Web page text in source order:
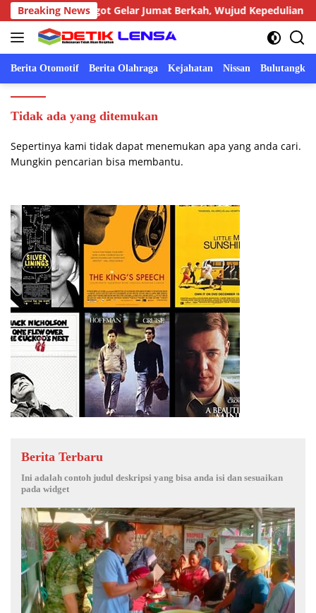
Langsung
ke
konten
Breaking News
09 Ngronggot Gelar Jumat Berkah, Wujud Kepedulian
Berita Otomotif Berita Olahraga Kejahatan Nissan Bulutangkis
Tidak ada yang ditemukan
Sepertinya kami tidak dapat menemukan apa yang anda cari.
Mungkin pencarian bisa membantu.
Berita Terbaru
Ini adalah contoh judul deskripsi yang bisa anda isi dan sesuaikan
pada widget